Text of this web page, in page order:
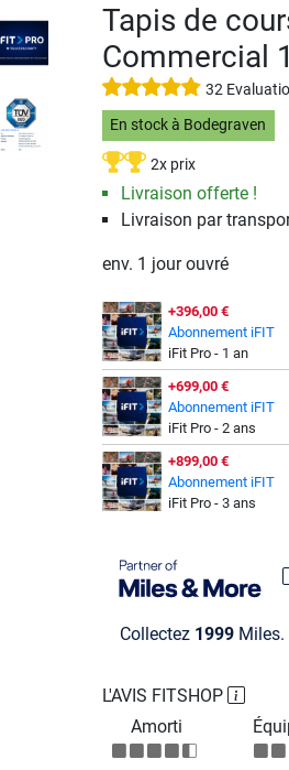
Tapis de
Commercial
32
En stock à Bodegraven
2x prix
Livraison offerte !
Livraison par
env. 1 jour ouvré
+396,00 €
Abonnement iFIT
iFit Pro - 1 an
+699,00 €
Abonnement iFIT
iFit Pro - 2 ans
+899,00 €
Abonnement iFIT
iFit Pro - 3 ans
Collectez 1999Miles.
L'AVIS FITSHOP
Amorti